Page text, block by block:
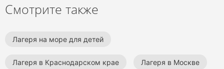
Смотрите также
Лагеря на море для детей
Лагеря в Краснодарском крае Лагеря в Москве